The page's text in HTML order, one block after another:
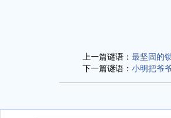
上一篇谜语： 最坚固的
下一篇谜语： 小明把爷